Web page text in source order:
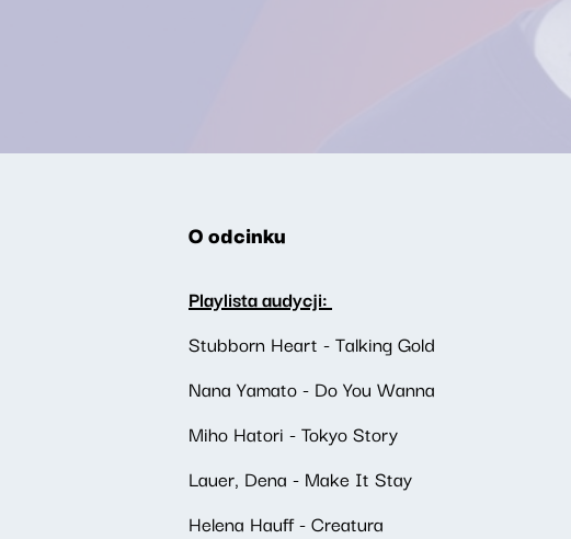
O odcinku
Playlista audycji:
Stubborn Heart - Talking Gold
Nana Yamato - Do You Wanna
Miho Hatori - Tokyo Story
Lauer, Dena - Make It Stay
Helena Hauff - Creatura